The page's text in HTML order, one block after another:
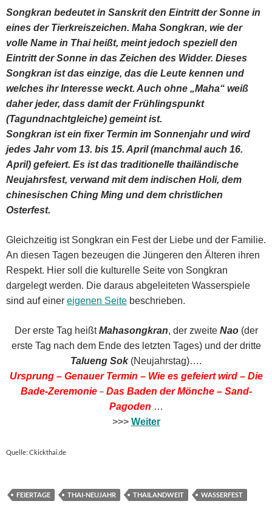
Songkran bedeutet in Sanskrit den Eintritt der Sonne in
eines der Tierkreiszeichen. Maha Songkran, wie der
volle Name in Thai heißt, meint jedoch speziell den
Eintritt der Sonne in das Zeichen des Widder. Dieses
Songkran ist das einzige, das die Leute kennen und
welches ihr Interesse weckt. Auch ohne „Maha“ weiß
daher jeder, dass damit der Frühlingspunkt
(Tagundnachtgleiche) gemeint ist.
Songkran ist ein fixer Termin im Sonnenjahr und wird
jedes Jahr vom 13. bis 15. April (manchmal auch 16.
April) gefeiert. Es ist das traditionelle thailändische
Neujahrsfest, verwand mit dem indischen Holi, dem
chinesischen Ching Ming und dem christlichen
Osterfest.
Gleichzeitig ist Songkran ein Fest der Liebe und der Familie.
An diesen Tagen bezeugen die Jüngeren den Älteren ihren
Respekt. Hier soll die kulturelle Seite von Songkran
dargelegt werden. Die daraus abgeleiteten Wasserspiele
sind auf einer eigenen Seite beschrieben.
Der erste Tag heißtMahasongkran, der zweite Nao (der
erste Tag nach dem Ende des letzten Tages) und der dritte
Talueng Sok (Neujahrstag)….
Ursprung – Genauer Termin – Wie es gefeiert wird – Die
Bade-Zeremonie– Das Baden der Mönche – Sand-
Pagoden …
>>> Weiter
Quelle: Ckickthai.de
FEIERTAGE THAI-NEUJAHR THAILANDWEIT WASSERFEST